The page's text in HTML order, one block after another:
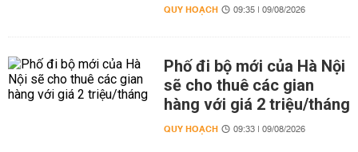
QUY HOẠCH 09:35 | 09/08/2026
Phố đi bộ mới của Hà Nội
sẽ cho thuê các gian
hàng với giá 2 triệu/tháng
QUY HOẠCH 09:33 | 09/08/2026